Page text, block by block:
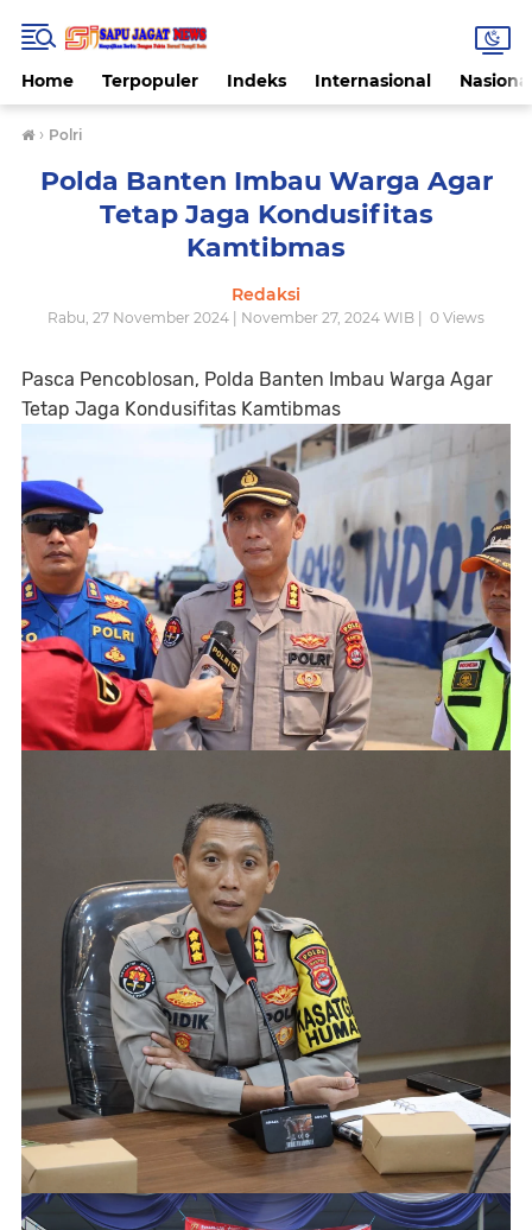
Home Terpopuler Indeks Internasional
› Polri
Polda Banten Imbau Warga Agar
Tetap Jaga Kondusifitas
Kamtibmas
Redaksi
Rabu, 27 November 2024 | November 27, 2024 WIB | 0 Views
Pasca Pencoblosan, Polda Banten Imbau Warga Agar
Tetap Jaga Kondusifitas Kamtibmas